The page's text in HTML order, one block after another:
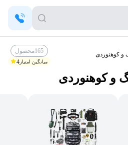
و کوهنوردی
4 میانگین امتیاز
165محصول
و کوهنوردی